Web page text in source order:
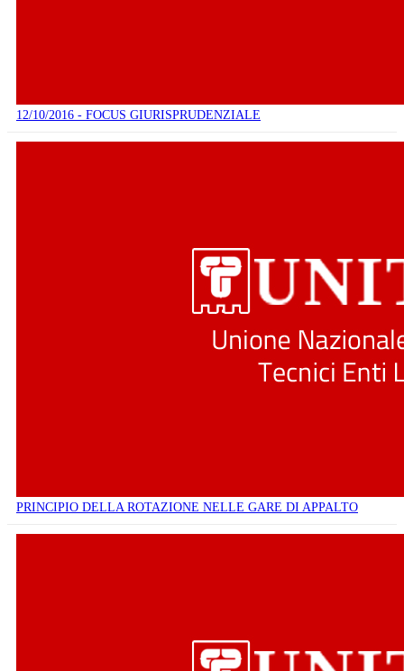
12/10/2016 - FOCUS GIURISPRUDENZIALE
PRINCIPIO DELLA ROTAZIONE NELLE GARE DI APPALTO